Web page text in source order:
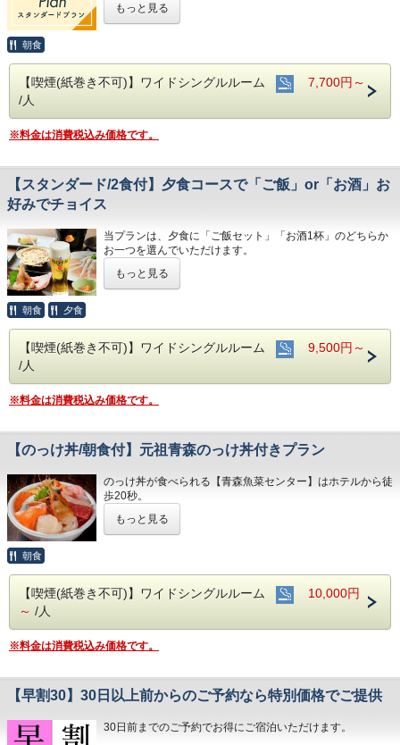
■敷地内から湧き出る「自家源泉」の天然温泉が無料(男女と
もサウナ付き)
ます
■隣接の駐車場あり 600円/泊(当日15:00～翌10:00以外は別
途有料)
※オートバイ(自動二輪車)は事前にご連絡ください
もっと見る
朝食
【喫煙(紙巻き不可)】ワイドシングルルーム
7,700円～
/人
※料金は消費税込み価格です。
【スタンダード/2食付】夕食コースで「ご飯」or「お酒」お
好みでチョイス
当プランは、夕食に「ご飯セット」「お酒1杯」のどちらか
お一つを選んでいただけます。
用意いたしております。
ーーーーーーーーーーーーーーーーーーーーーーーーーーー
汁」「お酒1杯」のいずれかを選択いただけます
※時間内にご利用いただけなかった場合でも返金いたしかね
※プラン専用の特別メニューとなります
※写真と一部メニューが異なる場合があります
もサウナ付き)
※年中無休 6:00～24:00
■インターネット対応(無線/有線LANあり)
■無料アメニティバー(男性用/女性用)はフロント前にござい
ます
■隣接の駐車場あり 600円/泊(当日15:00～翌10:00以外は別
途有料)
※24時間オープン/250台収容/高さ制限2.1ｍ
もっと見る
朝食 夕食
【喫煙(紙巻き不可)】ワイドシングルルーム
9,500円～
/人
※料金は消費税込み価格です。
【のっけ丼/朝食付】元祖青森のっけ丼付きプラン
のっけ丼が食べられる【青森魚菜センター】はホテルから徒
歩20秒。
■のっけ丼の手順■
①案内所で引換券とのっけ丼チケットを交換します
※のっけ丼のお持ち帰り、食材等のお持ち込みはいただけま
せん
■敷地内から湧き出る「自家源泉」の天然温泉が無料(男女と
※年中無休 6:00～24:00
もっと見る
朝食
【喫煙(紙巻き不可)】ワイドシングルルーム
10,000円
～ /人
※料金は消費税込み価格です。
【早割30】30日以上前からのご予約なら特別価格でご提供
30日前までのご予約でお得にご宿泊いただけます。